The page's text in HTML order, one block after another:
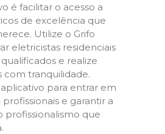
é facilitar o acesso a
de excelência que
Utilize o Grifo
eletricistas residenciais
e realize
com tranquilidade.
para entrar em
e garantir a
profissionalismo que